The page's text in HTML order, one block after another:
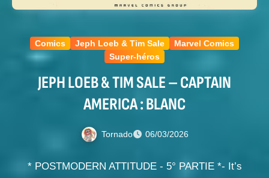
Comics Jeph Loeb & Tim Sale
Marvel Comics
Super-héros
JEPH LOEB & TIM SALE – CAPTAIN
AMERICA : BLANC
Tornado 06/03/2026
* POSTMODERN ATTITUDE - 5° PARTIE *- It’s